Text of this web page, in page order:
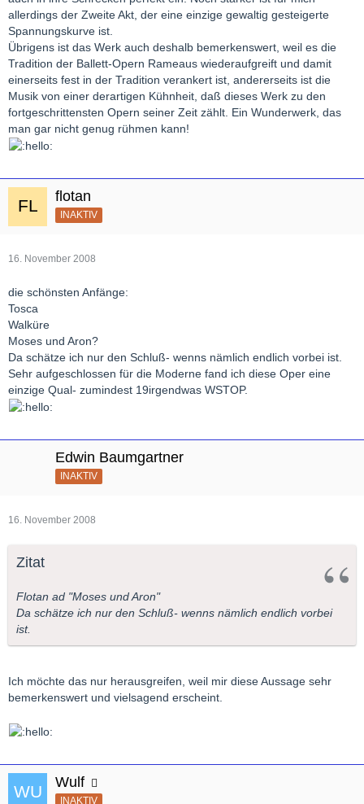
allerdings der Zweite Akt, der eine einzige gewaltig gesteigerte
Spannungskurve ist.
Übrigens ist das Werk auch deshalb bemerkenswert, weil es die
Tradition der Ballett-Opern Rameaus wiederaufgreift und damit
einerseits fest in der Tradition verankert ist, andererseits ist die
Musik von einer derartigen Kühnheit, daß dieses Werk zu den
fortgeschrittensten Opern seiner Zeit zählt. Ein Wunderwerk, das
man gar nicht genug rühmen kann!
flotan
INAKTIV
16. November 2008
die schönsten Anfänge:
Tosca
Walküre
Moses und Aron?
Da schätze ich nur den Schluß- wenns nämlich endlich vorbei ist.
Sehr aufgeschlossen für die Moderne fand ich diese Oper eine
einzige Qual- zumindest 19irgendwas WSTOP.
Edwin Baumgartner
INAKTIV
16. November 2008
Zitat
Flotan ad "Moses und Aron"
Da schätze ich nur den Schluß- wenns nämlich endlich vorbei
ist.
Ich möchte das nur herausgreifen, weil mir diese Aussage sehr
bemerkenswert und vielsagend erscheint.
Wulf
INAKTIV